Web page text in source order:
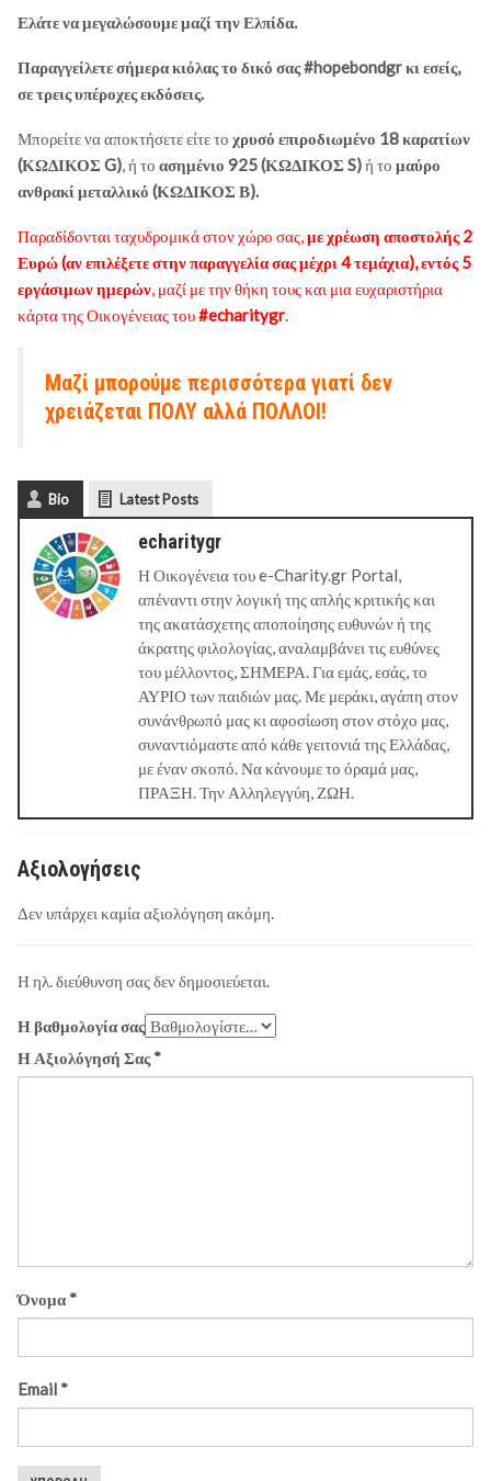
Ελάτε να μεγαλώσουμε μαζί την Ελπίδα.
Παραγγείλετε σήμερα κιόλας το δικό σας #hopebondgr κι εσείς,
σε τρεις υπέροχες εκδόσεις.
Μπορείτε να αποκτήσετε είτε το χρυσό επιροδιωμένο 18 καρατίων
(ΚΩΔΙΚΟΣ G), ή το ασημένιο 925 (ΚΩΔΙΚΟΣ S)ή το μαύρο
ανθρακί μεταλλικό (ΚΩΔΙΚΟΣ Β).
Παραδίδονται ταχυδρομικά στον χώρο σας,με χρέωση αποστολής 2
Ευρώ (αν επιλέξετε στην παραγγελία σας μέχρι 4 τεμάχια), εντός 5
εργάσιμων ημερών, μαζί με την θήκη τους και μια ευχαριστήρια
κάρτα της Οικογένειας του#echaritygr.
Μαζί μπορούμε περισσότερα γιατί δεν
χρειάζεται ΠΟΛΥ αλλά ΠΟΛΛΟΙ!
Bio Latest Posts
echaritygr
Η Οικογένεια του e-Charity.gr Portal,
απέναντι στην λογική της απλής κριτικής και
της ακατάσχετης αποποίησης ευθυνών ή της
άκρατης φιλολογίας, αναλαμβάνει τις ευθύνες
του μέλλοντος, ΣΗΜΕΡΑ. Για εμάς, εσάς, το
ΑΥΡΙΟ των παιδιών μας. Με μεράκι, αγάπη στον
συνάνθρωπό μας κι αφοσίωση στον στόχο μας,
συναντιόμαστε από κάθε γειτονιά της Ελλάδας,
με έναν σκοπό. Να κάνουμε το όραμά μας,
ΠΡΑΞΗ. Την Αλληλεγγύη, ΖΩΗ.
Αξιολογήσεις
Δεν υπάρχει καμία αξιολόγηση ακόμη.
Η ηλ. διεύθυνση σας δεν δημοσιεύεται.
Η βαθμολογία σας
Η Αξιολόγησή Σας*
Όνομα *
Email *